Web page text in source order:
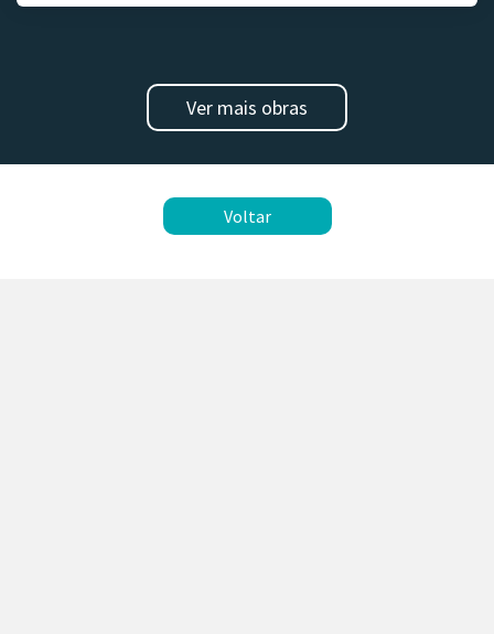
Ver mais obras
Voltar